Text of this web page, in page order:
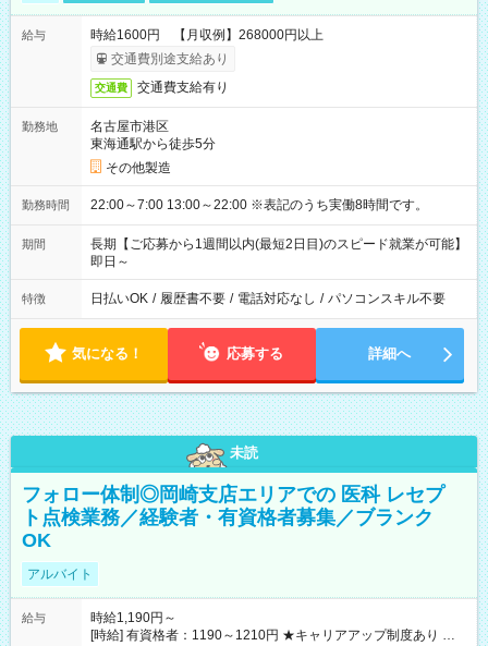
給与
時給1600円 【月収例】268000円以上
交通費別途支給あり
交通費 交通費支給有り
勤務地
名古屋市港区
東海通駅から徒歩5分
その他製造
勤務時間 22:00～7:00 13:00～22:00 ※表記のうち実働8時間です。
期間
長期【ご応募から1週間以内(最短2日目)のスピード就業が可能】
即日～
特徴 日払いOK / 履歴書不要 / 電話対応なし / パソコンスキル不要
気になる！ 応募する 詳細へ
未読
フォロー体制◎岡崎支店エリアでの 医科 レセプ
ト点検業務／経験者・有資格者募集／ブランク
OK
アルバイト
給与
時給1,190円～
[時給] 有資格者：1190～1210円 ★キャリアアップ制度あり 進級